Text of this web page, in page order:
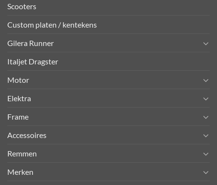
Scooters
Custom platen / kentekens
Gilera Runner
Italjet Dragster
Motor
Elektra
Frame
Accessoires
Remmen
Merken